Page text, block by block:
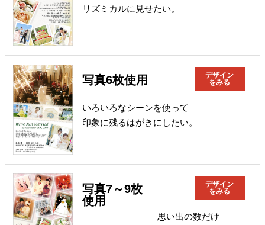
リズミカルに見せたい。
写真6枚使用
デザイン
をみる
いろいろなシーンを使って
印象に残るはがきにしたい。
写真7～9枚
使用
デザイン
をみる
思い出の数だけ